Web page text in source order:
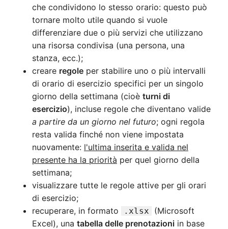
che condividono lo stesso orario: questo può
tornare molto utile quando si vuole
differenziare due o più servizi che utilizzano
una risorsa condivisa (una persona, una
stanza, ecc.);
creare regoleper stabilire uno o più intervalli
di orario di esercizio specifici per un singolo
giorno della settimana (cioè turni di
esercizio), incluse regole che diventano valide
a partire da un giorno nel futuro; ogni regola
resta valida finché non viene impostata
nuovamente: l'ultima inserita e valida nel
presente ha la priorità per quel giorno della
settimana;
visualizzare tutte le regole attive per gli orari
di esercizio;
recuperare, in formato
.xlsx
(Microsoft
Excel), una tabella delle prenotazioniin base